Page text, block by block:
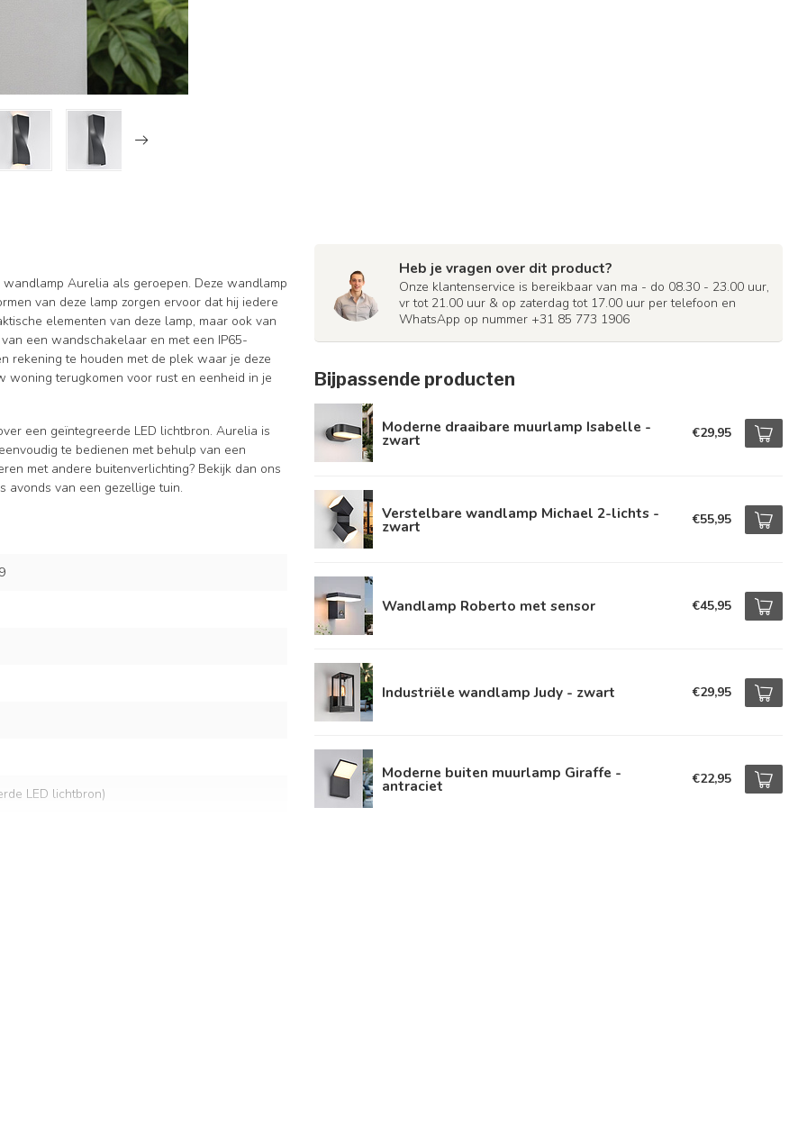
Aurelia als geroepen. Deze wandlamp
van deze lamp zorgen ervoor dat hij iedere
elementen van deze lamp, maar ook van
een wandschakelaar en met een IP65-
rekening te houden met de plek waar je deze
woning terugkomen voor rust en eenheid in je
een geïntegreerde LED lichtbron. Aurelia is
te bedienen met behulp van een
met andere buitenverlichting? Bekijk dan ons
avonds van een gezellige tuin.
LED lichtbron)
Heb je vragen over dit product?
Onze klantenservice is bereikbaar van ma - do 08.30 - 23.00 uur,
vr tot 21.00 uur & op zaterdag tot 17.00 uur per telefoon en
WhatsApp op nummer +31 85 773 1906
Bijpassende producten
Moderne draaibare muurlamp Isabelle -
zwart €29,95
Verstelbare wandlamp Michael 2-lichts -
zwart €55,95
Wandlamp Roberto met sensor €45,95
Industriële wandlamp Judy - zwart €29,95
Moderne buiten muurlamp Giraffe -
antraciet €22,95